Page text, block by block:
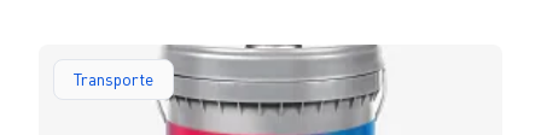
selectiva (SCR), así como en motores Euro anteriores.
Transporte